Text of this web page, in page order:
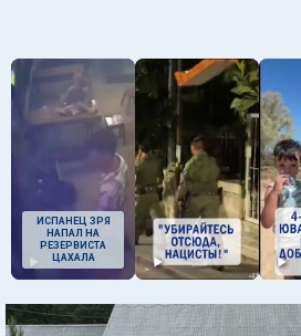
ИСПАНЕЦ ЗРЯ
НАПАЛ НА
РЕЗЕРВИСТА
ЦАХАЛА